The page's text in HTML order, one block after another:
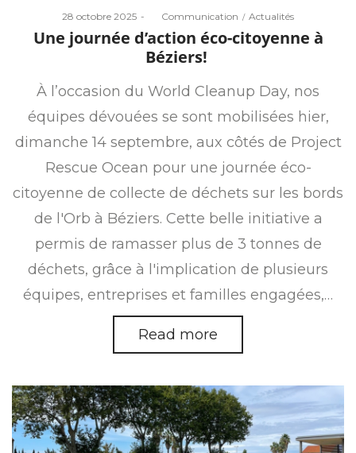
Posted
on
28 octobre 2025 Communication
Posted
in
Actualités
Une journée d’action éco-citoyenne à
Béziers!
À l’occasion du World Cleanup Day, nos
équipes dévouées se sont mobilisées hier,
dimanche 14 septembre, aux côtés de Project
Rescue Ocean pour une journée éco-
citoyenne de collecte de déchets sur les bords
de l'Orb à Béziers. Cette belle initiative a
permis de ramasser plus de 3 tonnes de
déchets, grâce à l'implication de plusieurs
équipes, entreprises et familles engagées,…
Read more